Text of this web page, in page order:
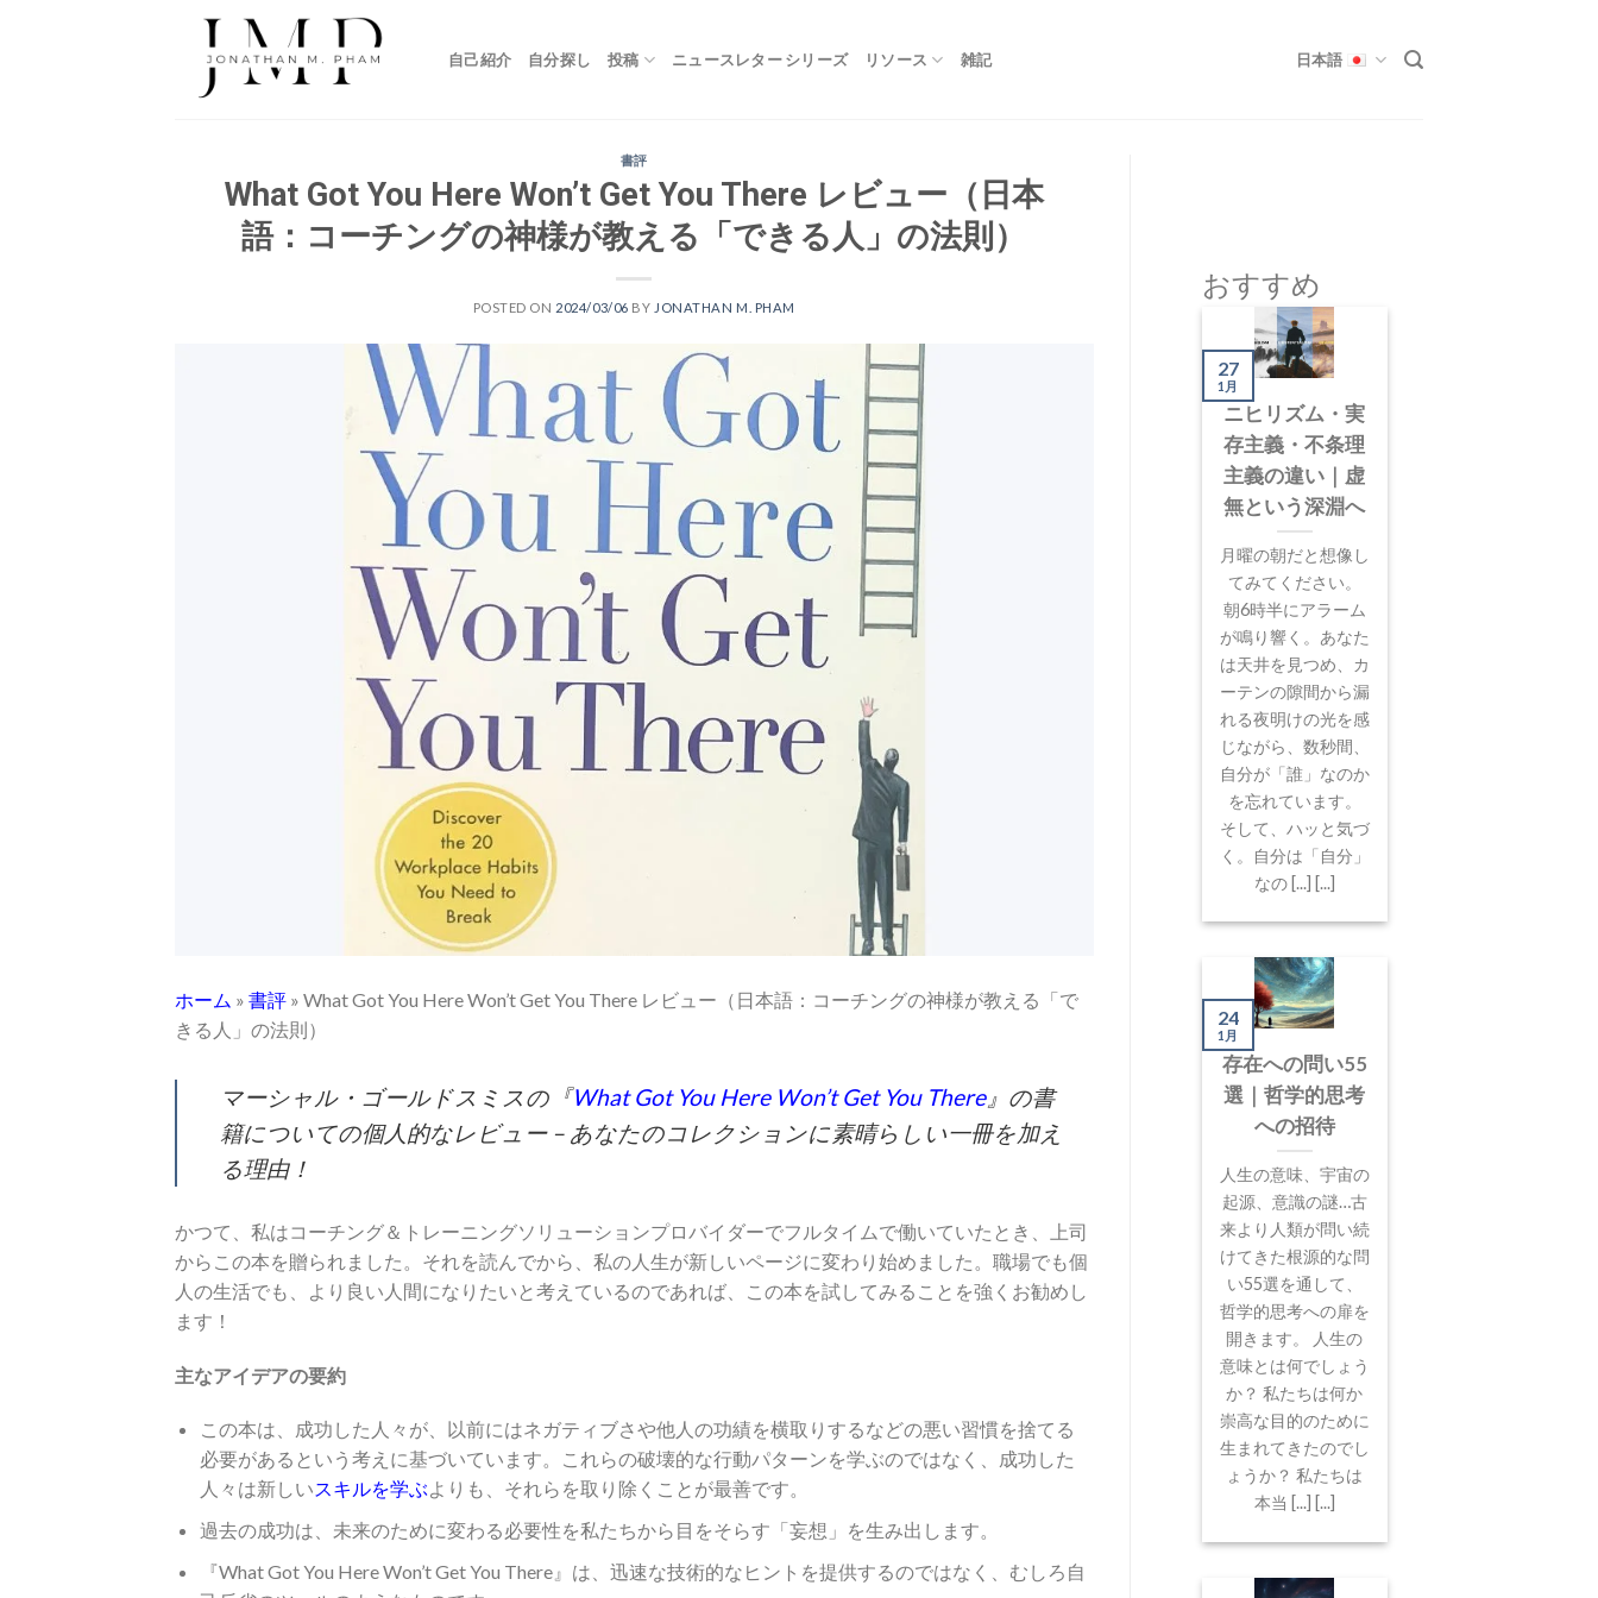
自己紹介 自分探し 投稿 ニュースレター シリーズ リソース 雑記 日本語
書評
What Got You Here Won’t Get You There レビュー（日本
語：コーチングの神様が教える「できる人」の法則）
POSTED ON 2024/03/06 BY JONATHAN M. PHAM
ホーム » 書評 » What Got You Here Won’t Get You There レビュー（日本語：コーチングの神様が教える「で
きる人」の法則）
マーシャル・ゴールドスミスの『What Got You Here Won’t Get You There』の書
籍についての個人的なレビュー – あなたのコレクションに素晴らしい一冊を加え
る理由！
かつて、私はコーチング＆トレーニングソリューションプロバイダーでフルタイムで働いていたとき、上司
からこの本を贈られました。それを読んでから、私の人生が新しいページに変わり始めました。職場でも個
人の生活でも、より良い人間になりたいと考えているのであれば、この本を試してみることを強くお勧めし
ます！
主なアイデアの要約
この本は、成功した人々が、以前にはネガティブさや他人の功績を横取りするなどの悪い習慣を捨てる
必要があるという考えに基づいています。これらの破壊的な行動パターンを学ぶのではなく、成功した
人々は新しいスキルを学ぶよりも、それらを取り除くことが最善です。
過去の成功は、未来のために変わる必要性を私たちから目をそらす「妄想」を生み出します。
『What Got You Here Won’t Get You There』は、迅速な技術的なヒントを提供するのではなく、むしろ自
おすすめ
ニヒリズム・実
存主義・不条理
主義の違い｜虚
無という深淵へ
月曜の朝だと想像し
てみてください。
朝6時半にアラーム
が鳴り響く。あなた
は天井を見つめ、カ
ーテンの隙間から漏
れる夜明けの光を感
じながら、数秒間、
自分が「誰」なのか
を忘れています。
そして、ハッと気づ
く。自分は「自分」
なの [...] [...]
27
1月
存在への問い55
選｜哲学的思考
への招待
人生の意味、宇宙の
起源、意識の謎…古
来より人類が問い続
けてきた根源的な問
い55選を通して、
哲学的思考への扉を
開きます。 人生の
意味とは何でしょう
か？ 私たちは何か
崇高な目的のために
生まれてきたのでし
ょうか？ 私たちは
本当 [...] [...]
24
1月